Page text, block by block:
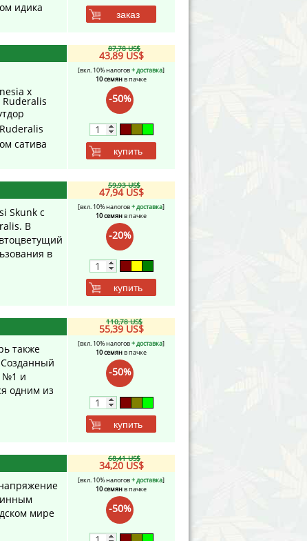
идика
заказ
x
сатива
87,78 US$
43,89 US$
[вкл. 10% налогов+ доставка]
10 семянв пачке
-50%
купить
Skunk с
В
в
59,93 US$
47,94 US$
[вкл. 10% налогов+ доставка]
10 семянв пачке
-20%
купить
также
№1 и
одним из
110,78 US$
55,39 US$
[вкл. 10% налогов+ доставка]
10 семянв пачке
-50%
купить
мире
68,41 US$
34,20 US$
[вкл. 10% налогов+ доставка]
10 семянв пачке
-50%